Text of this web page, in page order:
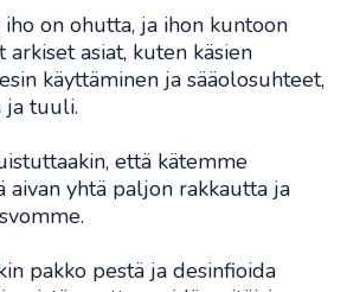
iho on ohutta, ja ihon kuntoon
asiat, kuten käsien
käyttäminen ja sääolosuhteet,
ja tuuli.
että kätemme
aivan yhtä paljon rakkautta ja
pakko pestä ja desinfioida